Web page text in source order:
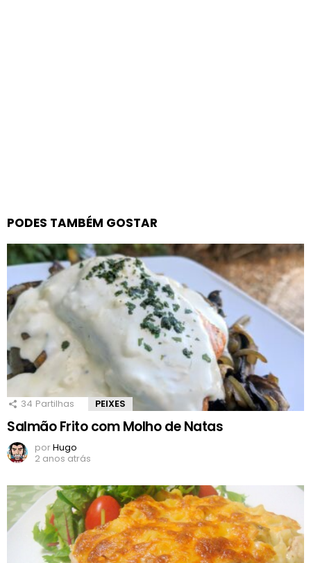
PODES TAMBÉM GOSTAR
34 Partilhas PEIXES
Salmão Frito com Molho de Natas
porHugo
2 anos atrás